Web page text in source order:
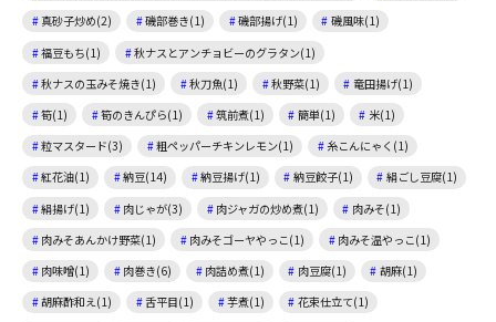
真砂子炒め(2)
磯部巻き(1) 磯部揚げ(1)
磯風味(1)
福豆もち(1)
秋ナスとアンチョビーのグラタン(1)
秋ナスの玉みそ焼き(1)
秋刀魚(1) 秋野菜(1)
竜田揚げ(1)
筍(1)
筍のきんぴら(1) 筑前煮(1) 簡単(1)
米(1)
粒マスタード(3)
粗ペッパーチキンレモン(1)
糸こんにゃく(1)
紅花油(1)
納豆(14) 納豆揚げ(1) 納豆餃子(1)
絹ごし豆腐(1)
絹揚げ(1)
肉じゃが(3) 肉ジャガの炒め煮(1)
肉みそ(1)
肉みそあんかけ野菜(1)
肉みそゴーヤやっこ(1)
肉みそ温やっこ(1)
肉味噌(1)
肉巻き(6) 肉詰め煮(1) 肉豆腐(1)
胡麻(1)
胡麻酢和え(1)
舌平目(1) 芋煮(1)
花束仕立て(1)